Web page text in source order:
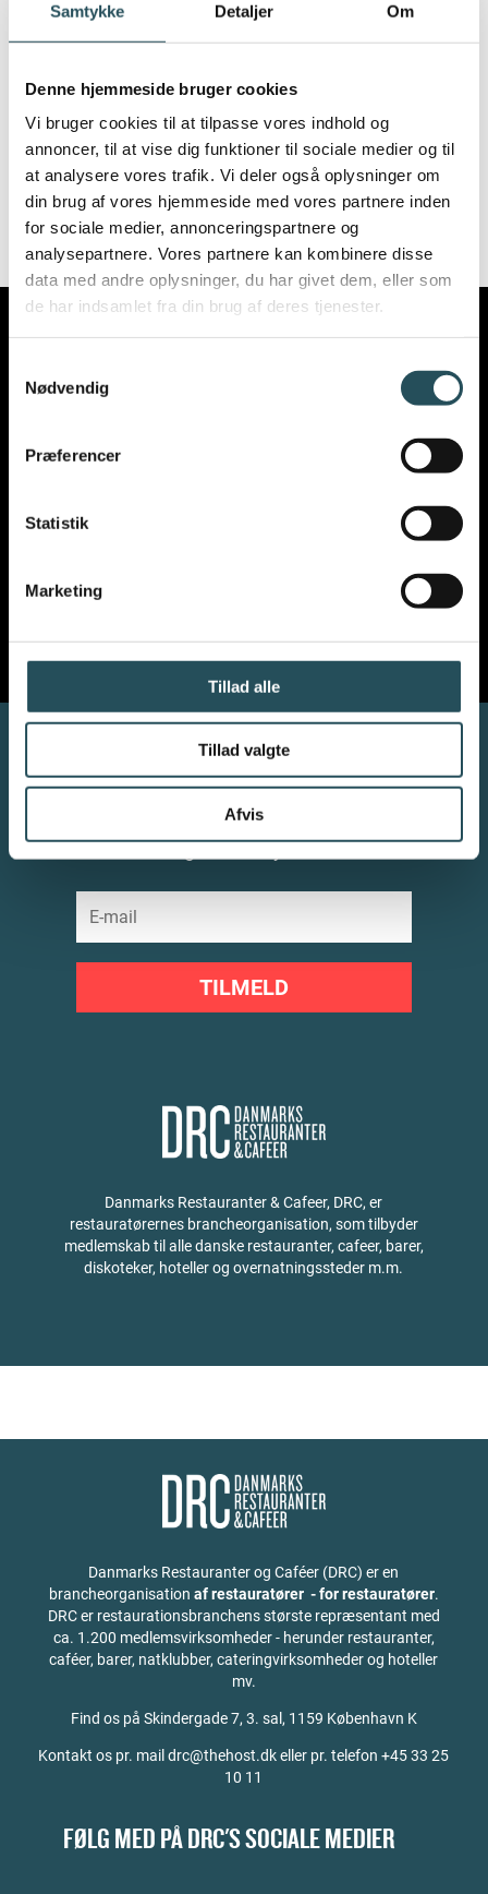
Samtykke Detaljer Om
Denne hjemmeside bruger cookies
Vi bruger cookies til at tilpasse vores indhold og
annoncer, til at vise dig funktioner til sociale medier og til
at analysere vores trafik. Vi deler også oplysninger om
din brug af vores hjemmeside med vores partnere inden
for sociale medier, annonceringspartnere og
analysepartnere. Vores partnere kan kombinere disse
data med andre oplysninger, du har givet dem, eller som
de har indsamlet fra din brug af deres tjenester.
Nødvendig
Præferencer
Statistik
Marketing
Tillad alle
Tillad valgte
Afvis
DRC opdaterer, når der en endelig
offentliggøres satsreguleringer mv.
Har du spørgsmål til overenskomsten
kontakt da sekretariatet.
VIL DU VIDE MERE OM
Vil du modtage vores nyhedsbrev?
TILMELD
Danmarks Restauranter & Cafeer, DRC, er
restauratørernes brancheorganisation, som tilbyder
medlemskab til alle danske restauranter, cafeer, barer,
diskoteker, hoteller og overnatningssteder m.m.
Danmarks Restauranter og Caféer (DRC) er en
brancheorganisation af restauratører - for restauratører.
DRC er restaurationsbranchens største repræsentant med
ca. 1.200 medlemsvirksomheder - herunder restauranter,
caféer, barer, natklubber, cateringvirksomheder og hoteller
mv.
Find os på Skindergade 7, 3. sal, 1159 København K
Kontakt os pr. mail drc@thehost.dk eller pr. telefon +45 33 25
10 11
FØLG MED PÅ DRC'S SOCIALE MEDIER